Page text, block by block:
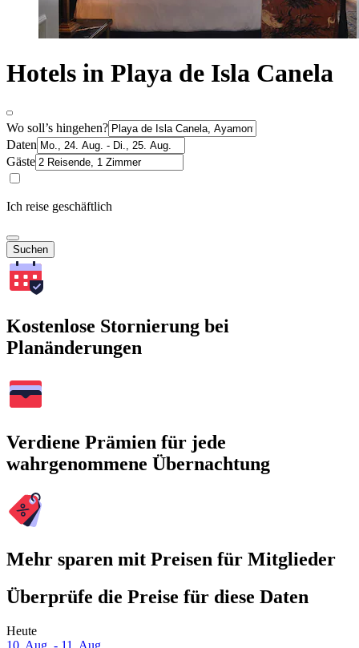
Hotels in Playa de Isla Canela
Wo soll’s hingehen?
Daten
Gäste
Ich reise geschäftlich
Suchen
Kostenlose Stornierung bei
Planänderungen
Verdiene Prämien für jede
wahrgenommene Übernachtung
Mehr sparen mit Preisen für Mitglieder
Überprüfe die Preise für diese Daten
Heute